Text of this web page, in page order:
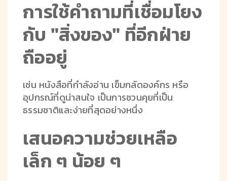
การใช้คำถามที่เชื่อมโยง
กับ "สิ่งของ" ที่อีกฝ่าย
ถืออยู่
เช่น หนังสือที่กำลังอ่าน เข็มกลัดองค์กร หรือ
อุปกรณ์ที่ดูน่าสนใจ เป็นการชวนคุยที่เป็น
ธรรมชาติและง่ายที่สุดอย่างหนึ่ง
เสนอความช่วยเหลือ
เล็ก ๆ น้อย ๆ